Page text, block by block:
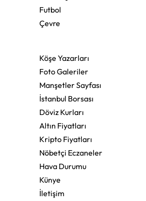
Futbol
Çevre
Köşe Yazarları
Foto Galeriler
Manşetler Sayfası
İstanbul Borsası
Döviz Kurları
Altın Fiyatları
Kripto Fiyatları
Nöbetçi Eczaneler
Hava Durumu
Künye
İletişim